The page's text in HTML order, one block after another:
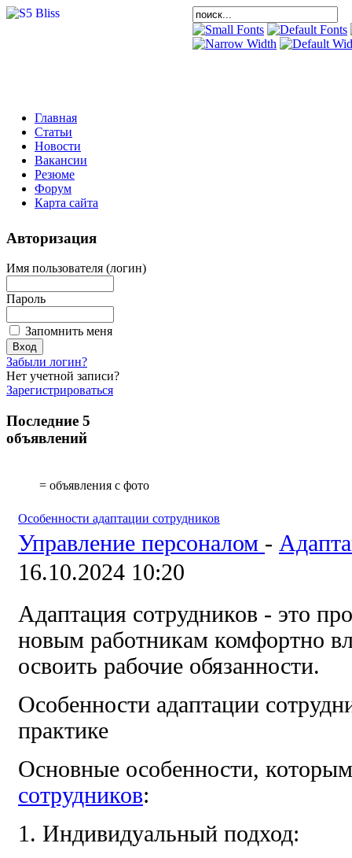
Главная
Статьи
Новости
Вакансии
Резюме
Форум
Карта сайта
Авторизация
Имя пользователя (логин)
Пароль
Запомнить меня
Забыли логин?
Нет учетной записи?
Зарегистрироваться
Последние 5
объявлений
= объявления с фото
Особенности адаптации сотрудников
Управление персоналом -
16.10.2024 10:20
Адаптация сотрудников - это
новым работникам комфортно
освоить рабочие обязанности.
Особенности адаптации
практике
Основные особенности,
сотрудников:
1. Индивидуальный подход: